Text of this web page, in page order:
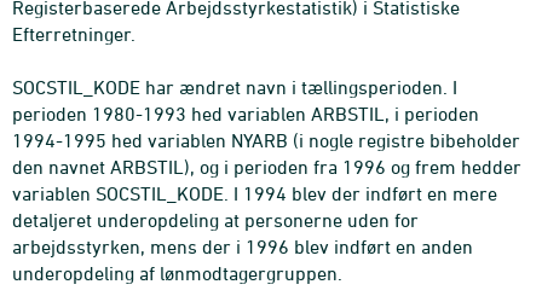
Registerbaserede Arbejdsstyrkestatistik) i Statistiske
Efterretninger.
SOCSTIL_KODE har ændret navn i tællingsperioden. I
perioden 1980-1993 hed variablen ARBSTIL, i perioden
1994-1995 hed variablen NYARB (i nogle registre bibeholder
den navnet ARBSTIL), og i perioden fra 1996 og frem hedder
variablen SOCSTIL_KODE. I 1994 blev der indført en mere
detaljeret underopdeling at personerne uden for
arbejdsstyrken, mens der i 1996 blev indført en anden
underopdeling af lønmodtagergruppen.